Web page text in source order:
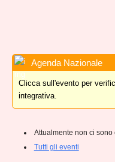
Agenda Nazionale
Clicca sull'evento per
integrativa.
Attualmente non ci
Tutti gli eventi